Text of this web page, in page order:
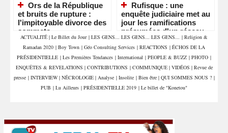
Ors de la République
et bruits de rupture :
l'impitoyable divorce des
sommets
Rufisque : une
enquête judiciaire met au
jour les ramifications
présumées d'un réseau
de sextorsion, de
proxénétisme et de trafic
de stupéfiants
ACTUALITÉ | Le Billet du Jour | LES GENS... LES GENS... LES GENS... | Religion &
Ramadan 2020 | Boy Town | Géo Consulting Services | REACTIONS | ÉCHOS DE LA
PRÉSIDENTIELLE | Les Premières Tendances | International | PEOPLE & BUZZ | PHOTO |
ENQUÊTES & REVELATIONS | CONTRIBUTIONS | COMMUNIQUE | VIDÉOS | Revue de
presse | INTERVIEW | NÉCROLOGIE | Analyse | Insolite | Bien être | QUI SOMMES NOUS ? |
PUB | Lu Ailleurs | PRÉSIDENTIELLE 2019 | Le billet de "Konetou"